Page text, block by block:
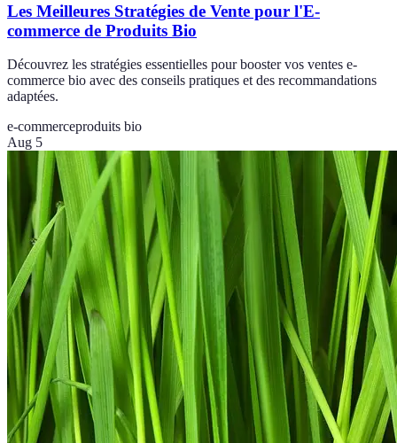
Les Meilleures Stratégies de Vente pour l'E-
commerce de Produits Bio
Découvrez les stratégies essentielles pour booster vos ventes e-
commerce bio avec des conseils pratiques et des recommandations
adaptées.
e-commerceproduits bio
Aug 5